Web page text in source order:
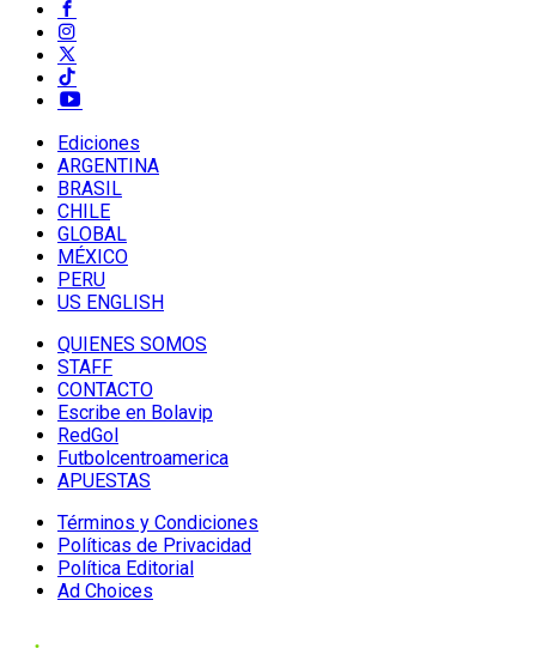
Ediciones
ARGENTINA
BRASIL
CHILE
GLOBAL
MÉXICO
PERU
US ENGLISH
QUIENES SOMOS
STAFF
CONTACTO
Escribe en Bolavip
RedGol
Futbolcentroamerica
APUESTAS
Términos y Condiciones
Políticas de Privacidad
Política Editorial
Ad Choices